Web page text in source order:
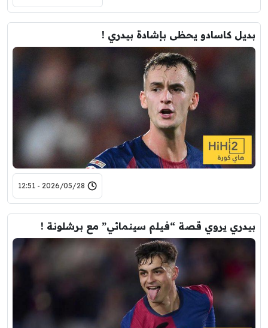
بديل كاسادو يحظى بإشادة بيدري !
2026/05/28 - 12:51
بيدري يروي قصة “فيلم سينمائي” مع برشلونة !